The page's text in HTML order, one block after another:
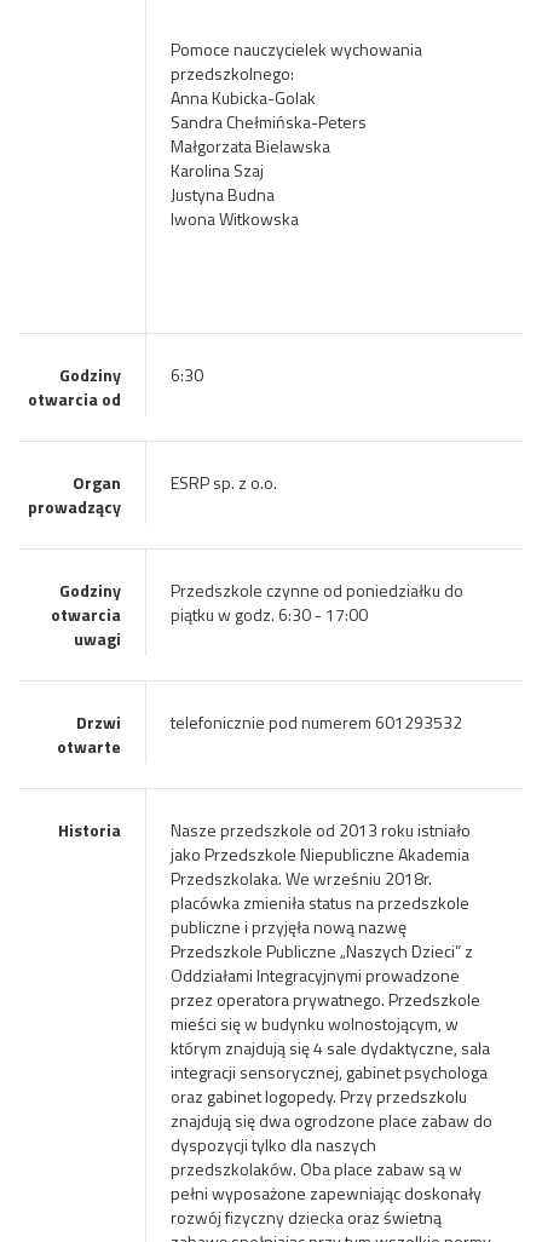
Pomoce nauczycielek wychowania
przedszkolnego:
Anna Kubicka-Golak
Sandra Chełmińska-Peters
Małgorzata Bielawska
Karolina Szaj
Justyna Budna
Iwona Witkowska
Godziny
otwarcia od
6:30
Organ
prowadzący
ESRP sp. z o.o.
Godziny
otwarcia
uwagi
Przedszkole czynne od poniedziałku do
piątku w godz. 6:30 - 17:00
Drzwi
otwarte
telefonicznie pod numerem 601293532
Historia
Nasze przedszkole od 2013 roku istniało
jako Przedszkole Niepubliczne Akademia
Przedszkolaka. We wrześniu 2018r.
placówka zmieniła status na przedszkole
publiczne i przyjęła nową nazwę
Przedszkole Publiczne „Naszych Dzieci” z
Oddziałami Integracyjnymi prowadzone
przez operatora prywatnego. Przedszkole
mieści się w budynku wolnostojącym, w
którym znajdują się 4 sale dydaktyczne, sala
integracji sensorycznej, gabinet psychologa
oraz gabinet logopedy. Przy przedszkolu
znajdują się dwa ogrodzone place zabaw do
dyspozycji tylko dla naszych
przedszkolaków. Oba place zabaw są w
pełni wyposażone zapewniając doskonały
rozwój fizyczny dziecka oraz świetną